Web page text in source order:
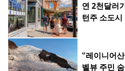
연 2천달러
턴주 소도
"레이니어
벨뷰 주민